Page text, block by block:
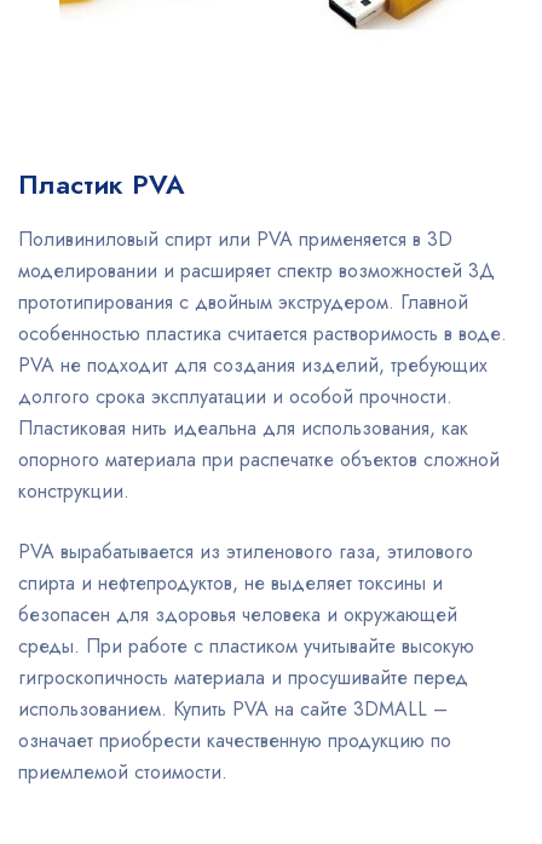
Пластик PVA
Поливиниловый спирт или PVA применяется в 3D
моделировании и расширяет спектр возможностей 3Д
прототипирования с двойным экструдером. Главной
особенностью пластика считается растворимость в воде.
PVA не подходит для создания изделий, требующих
долгого срока эксплуатации и особой прочности.
Пластиковая нить идеальна для использования, как
опорного материала при распечатке объектов сложной
конструкции.
PVA вырабатывается из этиленового газа, этилового
спирта и нефтепродуктов, не выделяет токсины и
безопасен для здоровья человека и окружающей
среды. При работе с пластиком учитывайте высокую
гигроскопичность материала и просушивайте перед
использованием. Купить PVA на сайте 3DMALL –
означает приобрести качественную продукцию по
приемлемой стоимости.